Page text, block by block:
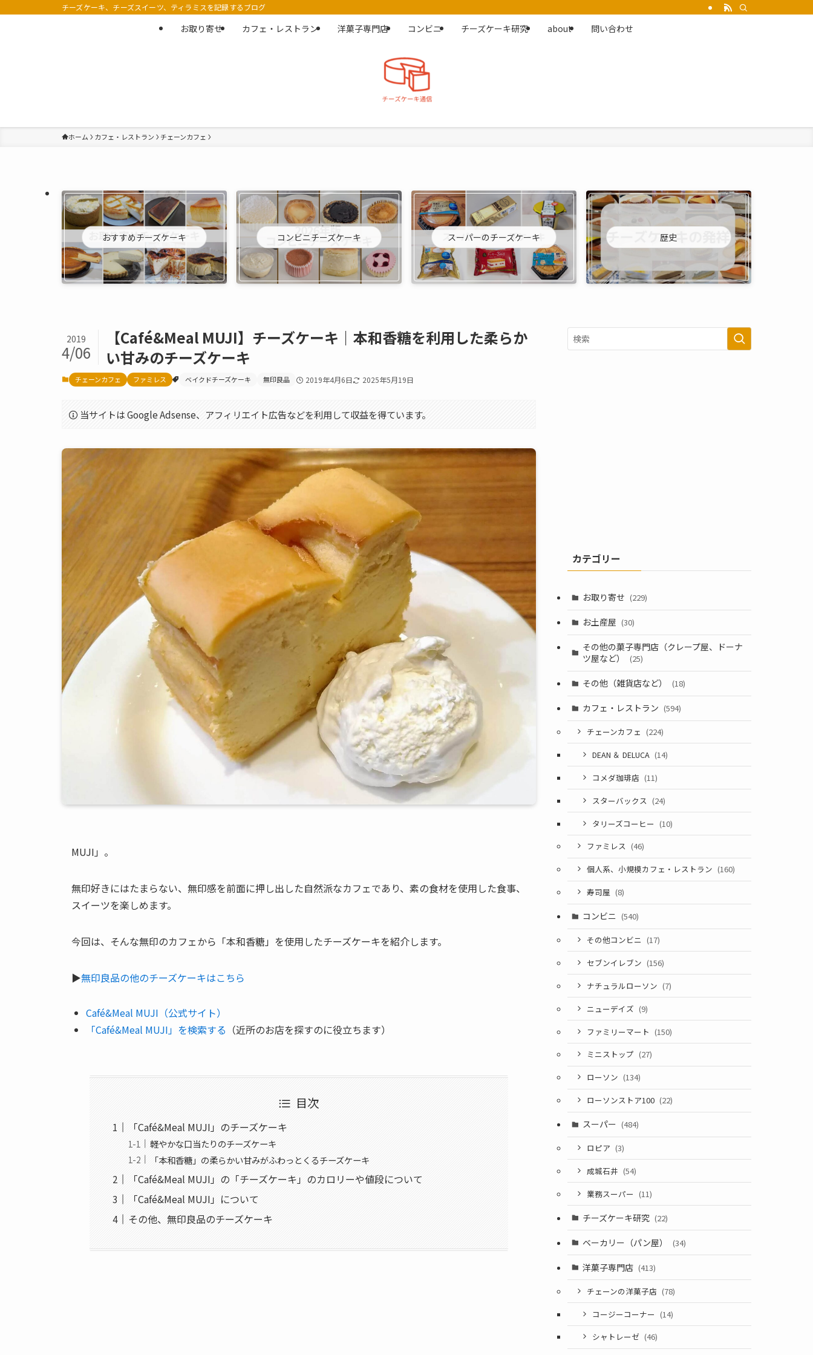
チーズケーキ、チーズスイーツ、ティラミスを記録するブログ
お取り寄せ カフェ・レストラン 洋菓子専門店 コンビニ チーズケーキ研究 about 問い合わせ
ホーム カフェ・レストラン チェーンカフェ
おすすめチーズケーキ コンビニチーズケーキ スーパーのチーズケーキ 歴史
【Café&Meal MUJI】チーズケーキ｜本和香糖を利用した柔らか
い甘みのチーズケーキ
2019
4/06
チェーンカフェ ファミレス ベイクドチーズケーキ 無印良品 2019年4月6日 2025年5月19日
当サイトは Google Adsense、アフィリエイト広告などを利用して収益を得ています。
MUJI」。
無印好きにはたまらない、無印感を前面に押し出した自然派なカフェであり、素の食材を使用した食事、
スイーツを楽しめます。
今回は、そんな無印のカフェから「本和香糖」を使用したチーズケーキを紹介します。
▶無印良品の他のチーズケーキはこちら
Café&Meal MUJI（公式サイト）
「Café&Meal MUJI」を検索する （近所のお店を探すのに役立ちます）
目次
「Café&Meal MUJI」のチーズケーキ
軽やかな口当たりのチーズケーキ
「本和香糖」の柔らかい甘みがふわっとくるチーズケーキ
「Café&Meal MUJI」の「チーズケーキ」のカロリーや値段について
「Café&Meal MUJI」について
その他、無印良品のチーズケーキ
カテゴリー
お取り寄せ (229)
お土産屋 (30)
その他の菓子専門店（クレープ屋、ドーナ
ツ屋など）
(25)
その他（雑貨店など） (18)
カフェ・レストラン (594)
チェーンカフェ (224)
DEAN ＆ DELUCA (14)
コメダ珈琲店 (11)
スターバックス (24)
タリーズコーヒー (10)
ファミレス (46)
個人系、小規模カフェ・レストラン (160)
寿司屋 (8)
コンビニ (540)
その他コンビニ (17)
セブンイレブン (156)
ナチュラルローソン (7)
ニューデイズ (9)
ファミリーマート (150)
ミニストップ (27)
ローソン (134)
ローソンストア100 (22)
スーパー (484)
ロピア (3)
成城石井 (54)
業務スーパー (11)
チーズケーキ研究 (22)
ベーカリー（パン屋） (34)
洋菓子専門店 (413)
チェーンの洋菓子店 (78)
コージーコーナー (14)
シャトレーゼ (46)